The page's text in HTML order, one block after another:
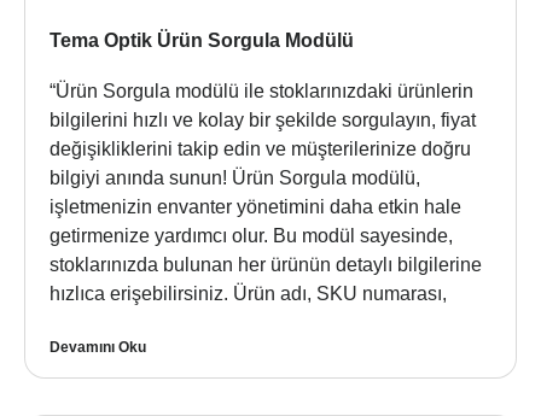
Tema Optik Ürün Sorgula Modülü
“Ürün Sorgula modülü ile stoklarınızdaki ürünlerin
bilgilerini hızlı ve kolay bir şekilde sorgulayın, fiyat
değişikliklerini takip edin ve müşterilerinize doğru
bilgiyi anında sunun! Ürün Sorgula modülü,
işletmenizin envanter yönetimini daha etkin hale
getirmenize yardımcı olur. Bu modül sayesinde,
stoklarınızda bulunan her ürünün detaylı bilgilerine
hızlıca erişebilirsiniz. Ürün adı, SKU numarası,
Devamını Oku